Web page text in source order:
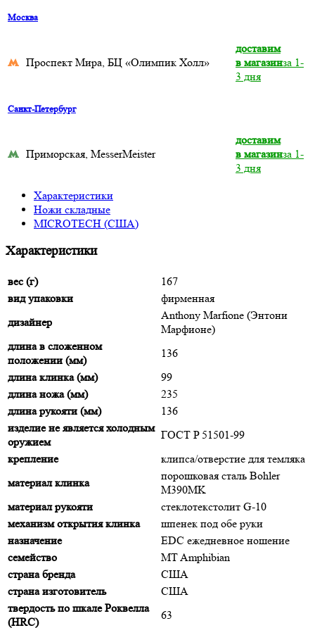
Москва
Проспект Мира, БЦ «Олимпик Холл»
доставим
в магазинза 1-
3 дня
Санкт-Петербург
Приморская, MesserMeister
доставим
в магазинза 1-
3 дня
Характеристики
Ножи складные
MICROTECH (США)
Характеристики
вес (г)
167
вид упаковки
фирменная
дизайнер
Anthony Marfione (Энтони
Марфионе)
длина в сложенном
положении (мм)
136
длина клинка (мм)
99
длина ножа (мм)
235
длина рукояти (мм)
136
изделие не является холодным
оружием
ГОСТ P 51501-99
крепление
клипса/отверстие для темляка
материал клинка
порошковая сталь Bohler
M390MK
материал рукояти
стеклотекстолит G-10
механизм открытия клинка
шпенек под обе руки
назначение
EDC ежедневное ношение
семейство
MT Amphibian
страна бренда
США
страна изготовитель
США
твердость по шкале Роквелла
(HRC)
63